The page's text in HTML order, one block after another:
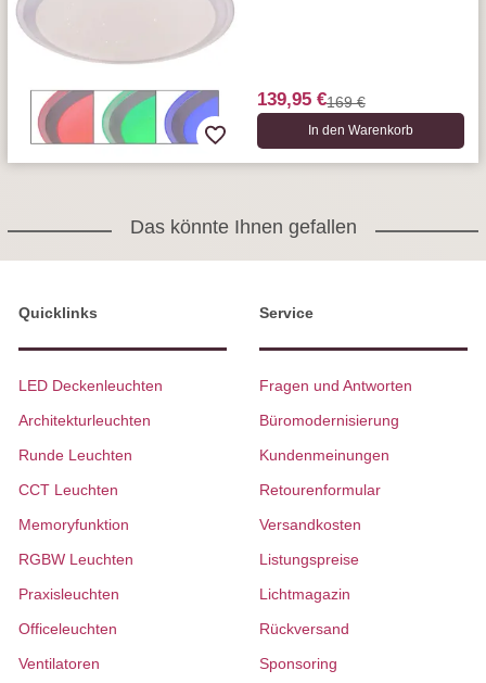
139,95 €169 €
In den Warenkorb
Das könnte Ihnen gefallen
Quicklinks
LED Deckenleuchten
Architekturleuchten
Runde Leuchten
CCT Leuchten
Memoryfunktion
RGBW Leuchten
Praxisleuchten
Officeleuchten
Ventilatoren
Service
Fragen und Antworten
Büromodernisierung
Kundenmeinungen
Retourenformular
Versandkosten
Listungspreise
Lichtmagazin
Rückversand
Sponsoring